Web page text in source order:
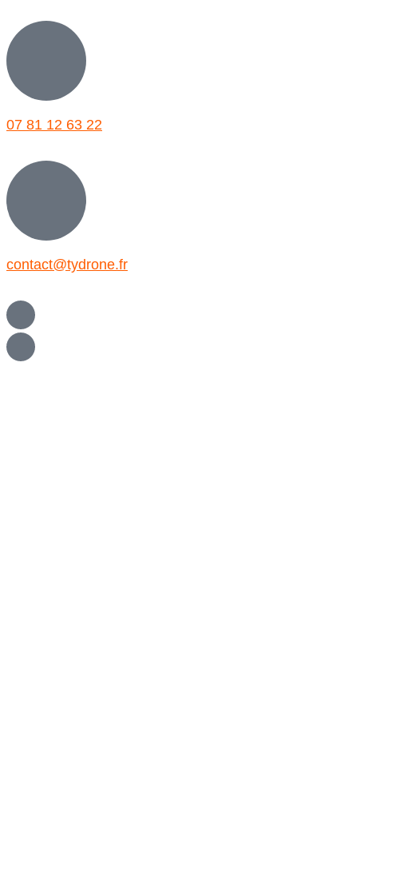
07 81 12 63 22
contact@tydrone.fr